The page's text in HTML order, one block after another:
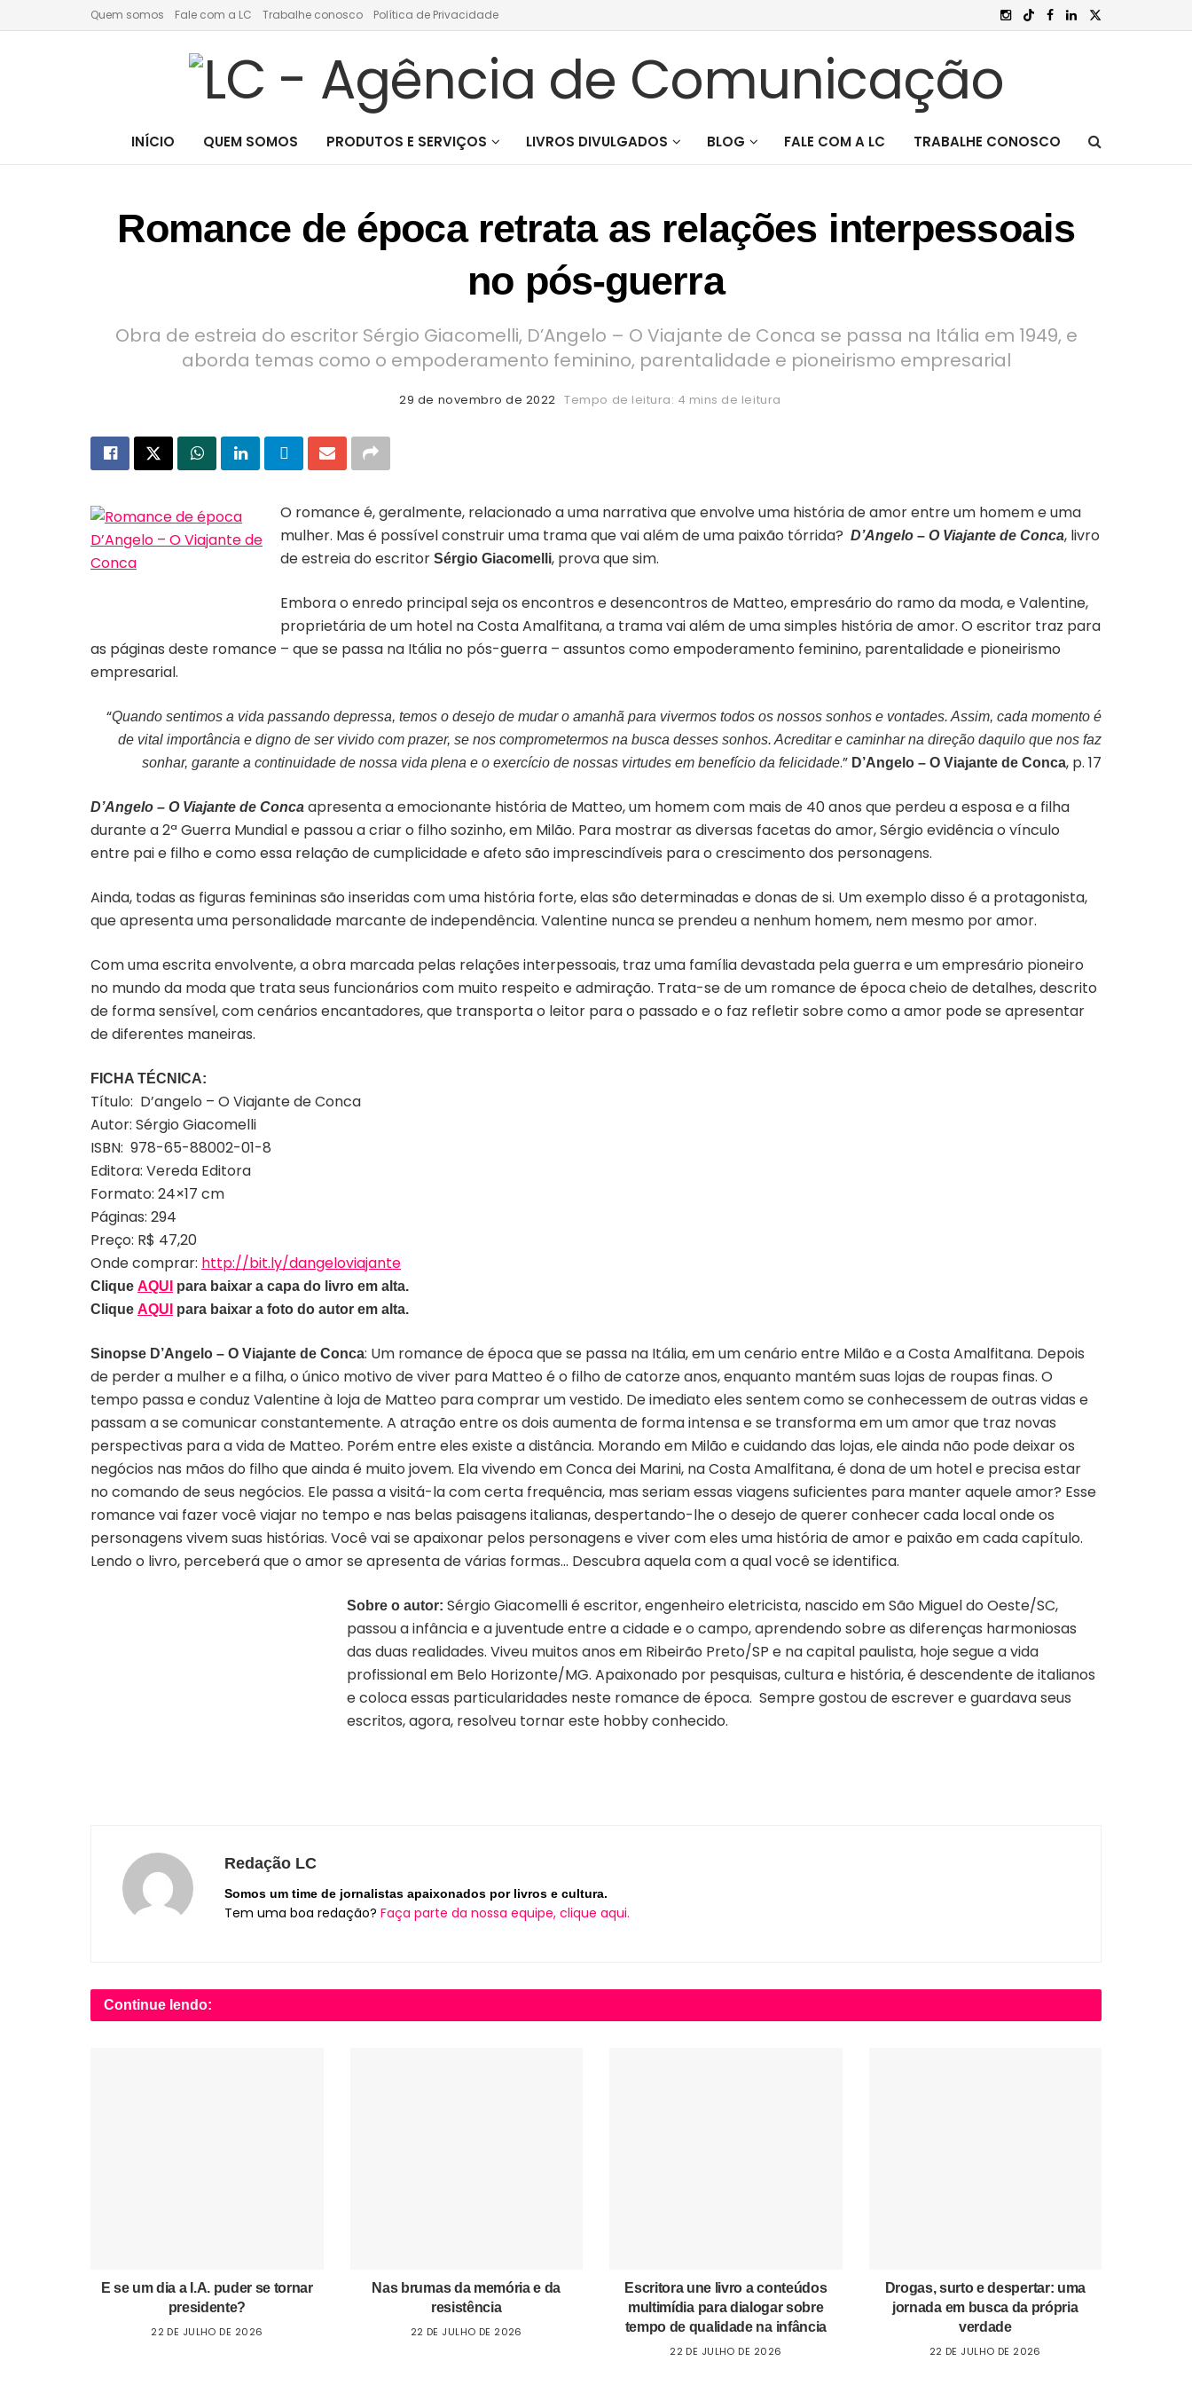
Quem somos Fale com a LC Trabalhe conosco Política de Privacidade
INÍCIO QUEM SOMOS PRODUTOS E SERVIÇOS LIVROS DIVULGADOS BLOG FALE COM A LC TRABALHE CONOSCO
Romance de época retrata as relações interpessoais
no pós-guerra
Obra de estreia do escritor Sérgio Giacomelli, D’Angelo – O Viajante de Conca se passa na Itália em 1949, e
aborda temas como o empoderamento feminino, parentalidade e pioneirismo empresarial
29 de novembro de 2022 Tempo de leitura: 4 mins de leitura
O romance é, geralmente, relacionado a uma narrativa que envolve uma história de amor entre um homem e uma
mulher. Mas é possível construir uma trama que vai além de uma paixão tórrida? D’Angelo – O Viajante de Conca, livro
de estreia do escritor Sérgio Giacomelli, prova que sim.
Embora o enredo principal seja os encontros e desencontros de Matteo, empresário do ramo da moda, e Valentine,
proprietária de um hotel na Costa Amalfitana, a trama vai além de uma simples história de amor. O escritor traz para
as páginas deste romance – que se passa na Itália no pós-guerra – assuntos como empoderamento feminino, parentalidade e pioneirismo
empresarial.
“Quando sentimos a vida passando depressa, temos o desejo de mudar o amanhã para vivermos todos os nossos sonhos e vontades. Assim, cada momento é
de vital importância e digno de ser vivido com prazer, se nos comprometermos na busca desses sonhos. Acreditar e caminhar na direção daquilo que nos faz
sonhar, garante a continuidade de nossa vida plena e o exercício de nossas virtudes em benefício da felicidade.” D’Angelo – O Viajante de Conca, p. 17
D’Angelo – O Viajante de Conca apresenta a emocionante história de Matteo, um homem com mais de 40 anos que perdeu a esposa e a filha
durante a 2ª Guerra Mundial e passou a criar o filho sozinho, em Milão. Para mostrar as diversas facetas do amor, Sérgio evidência o vínculo
entre pai e filho e como essa relação de cumplicidade e afeto são imprescindíveis para o crescimento dos personagens.
Ainda, todas as figuras femininas são inseridas com uma história forte, elas são determinadas e donas de si. Um exemplo disso é a protagonista,
que apresenta uma personalidade marcante de independência. Valentine nunca se prendeu a nenhum homem, nem mesmo por amor.
Com uma escrita envolvente, a obra marcada pelas relações interpessoais, traz uma família devastada pela guerra e um empresário pioneiro
no mundo da moda que trata seus funcionários com muito respeito e admiração. Trata-se de um romance de época cheio de detalhes, descrito
de forma sensível, com cenários encantadores, que transporta o leitor para o passado e o faz refletir sobre como a amor pode se apresentar
de diferentes maneiras.
FICHA TÉCNICA:
Título: D’angelo – O Viajante de Conca
Autor: Sérgio Giacomelli
ISBN: 978-65-88002-01-8
Editora: Vereda Editora
Formato: 24×17 cm
Páginas: 294
Preço: R$ 47,20
Onde comprar: http://bit.ly/dangeloviajante
Clique AQUI para baixar a capa do livro em alta.
Clique AQUI para baixar a foto do autor em alta.
Sinopse D’Angelo – O Viajante de Conca: Um romance de época que se passa na Itália, em um cenário entre Milão e a Costa Amalfitana. Depois
de perder a mulher e a filha, o único motivo de viver para Matteo é o filho de catorze anos, enquanto mantém suas lojas de roupas finas. O
tempo passa e conduz Valentine à loja de Matteo para comprar um vestido. De imediato eles sentem como se conhecessem de outras vidas e
passam a se comunicar constantemente. A atração entre os dois aumenta de forma intensa e se transforma em um amor que traz novas
perspectivas para a vida de Matteo. Porém entre eles existe a distância. Morando em Milão e cuidando das lojas, ele ainda não pode deixar os
negócios nas mãos do filho que ainda é muito jovem. Ela vivendo em Conca dei Marini, na Costa Amalfitana, é dona de um hotel e precisa estar
no comando de seus negócios. Ele passa a visitá-la com certa frequência, mas seriam essas viagens suficientes para manter aquele amor? Esse
romance vai fazer você viajar no tempo e nas belas paisagens italianas, despertando-lhe o desejo de querer conhecer cada local onde os
personagens vivem suas histórias. Você vai se apaixonar pelos personagens e viver com eles uma história de amor e paixão em cada capítulo.
Lendo o livro, perceberá que o amor se apresenta de várias formas… Descubra aquela com a qual você se identifica.
Sobre o autor: Sérgio Giacomelli é escritor, engenheiro eletricista, nascido em São Miguel do Oeste/SC,
passou a infância e a juventude entre a cidade e o campo, aprendendo sobre as diferenças harmoniosas
das duas realidades. Viveu muitos anos em Ribeirão Preto/SP e na capital paulista, hoje segue a vida
profissional em Belo Horizonte/MG. Apaixonado por pesquisas, cultura e história, é descendente de italianos
e coloca essas particularidades neste romance de época. Sempre gostou de escrever e guardava seus
escritos, agora, resolveu tornar este hobby conhecido.
Redação LC
Somos um time de jornalistas apaixonados por livros e cultura.
Tem uma boa redação? Faça parte da nossa equipe, clique aqui.
Continue lendo:
E se um dia a I.A. puder se tornar
presidente?
22 DE JULHO DE 2026
Nas brumas da memória e da
resistência
22 DE JULHO DE 2026
Escritora une livro a conteúdos
multimídia para dialogar sobre
tempo de qualidade na infância
22 DE JULHO DE 2026
Drogas, surto e despertar: uma
jornada em busca da própria
verdade
22 DE JULHO DE 2026